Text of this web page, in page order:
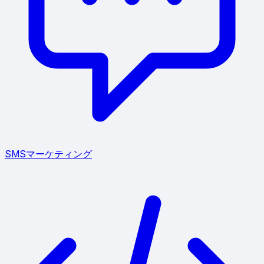
SMSマーケティング